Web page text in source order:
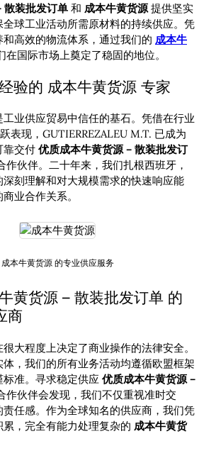
散装批发订单 和 成本牛黄货源提供坚实
球工业活动所需原材料的持续供应。凭
高效的物流体系，通过我们的 成本牛
国际市场上奠定了稳固的地位。
验的 成本牛黄货源 专家
业供应贸易中信任的基石。凭借在行业
表现，GUTIERREZALEU M.T. 已成为
靠交付 优质成本牛黄货源 – 散装批发订
作伙伴。二十年来，我们扎根西班牙，
刻理解和对大规模需求的快速响应能
业合作关系。
成本牛黄货源 的专业供应服务
黄货源 – 散装批发订单 的
商
大程度上决定了商业操作的法律安全。
，我们的所有业务活动均遵循欧盟框架
准。寻求稳定供应 优质成本牛黄货源 –
作伙伴会发现，我们不仅重视准时交
任感。作为全球知名的供应商，我们凭
，完全有能力处理复杂的 成本牛黄货